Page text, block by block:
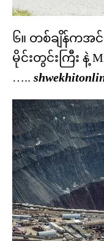
၆။ တစ်ချိန်ကအင်
မိုင်းတွင်းကြီး နဲ့
…..